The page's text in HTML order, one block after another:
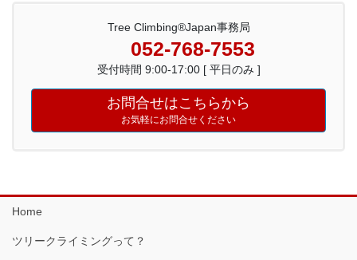
Tree Climbing®Japan事務局
052-768-7553
受付時間 9:00-17:00 [ 平日のみ ]
お問合せはこちらから
お気軽にお問合せください
Home
ツリークライミングって？